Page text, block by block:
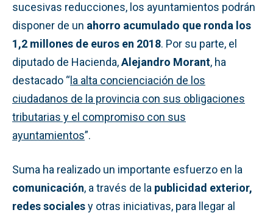
sucesivas reducciones, los ayuntamientos podrán
disponer de un ahorro acumulado que ronda los
1,2 millones de euros en 2018. Por su parte, el
diputado de Hacienda,Alejandro Morant, ha
destacado “la alta concienciación de los
ciudadanos de la provincia con sus obligaciones
tributarias y el compromiso con sus
ayuntamientos”.
Suma ha realizado un importante esfuerzo en la
comunicación, a través de la publicidad exterior,
redes socialesy otras iniciativas, para llegar al